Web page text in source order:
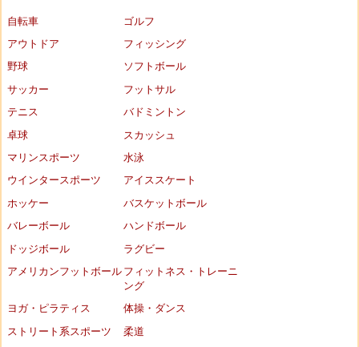
自転車
ゴルフ
アウトドア
フィッシング
野球
ソフトボール
サッカー
フットサル
テニス
バドミントン
卓球
スカッシュ
マリンスポーツ
水泳
ウインタースポーツ
アイススケート
ホッケー
バスケットボール
バレーボール
ハンドボール
ドッジボール
ラグビー
アメリカンフットボール フィットネス・トレーニ
ング
ヨガ・ピラティス
体操・ダンス
ストリート系スポーツ
柔道